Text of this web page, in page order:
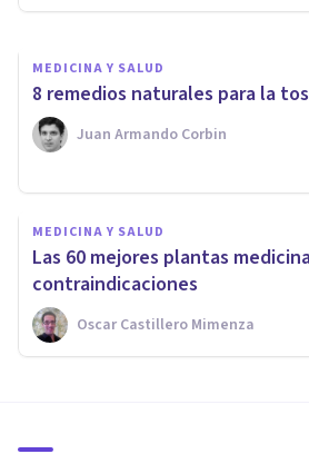
MEDICINA Y SALUD
​8 remedios naturales para la
Juan Armando Corbin
MEDICINA Y SALUD
Las 60 mejores plantas
contraindicaciones
Oscar Castillero Mimenza